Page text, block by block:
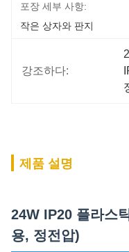
포장 세부 사항:
작은 상자와 판지
강조하다:
제품 설명
24W IP20 플라스
용, 정전압)